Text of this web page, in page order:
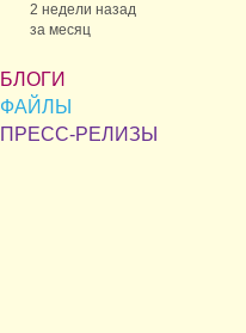
2 недели назад
за месяц
БЛОГИ
ФАЙЛЫ
ПРЕСС-РЕЛИЗЫ